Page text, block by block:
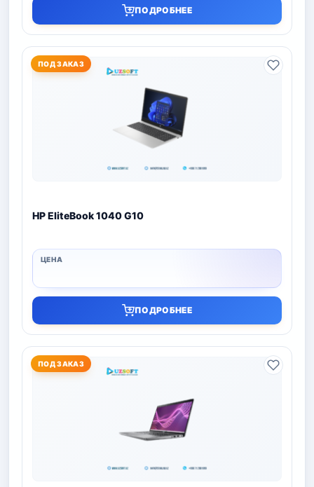
ПОДРОБНЕЕ
ПОД ЗАКАЗ
HP EliteBook 1040 G10
ПОДРОБНЕЕ
ПОД ЗАКАЗ